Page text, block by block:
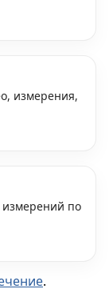
измерения,
измерений по
.